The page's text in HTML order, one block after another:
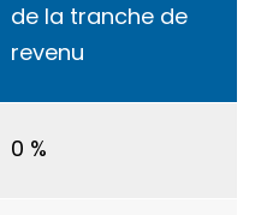
de la tranche de
revenu
0 %